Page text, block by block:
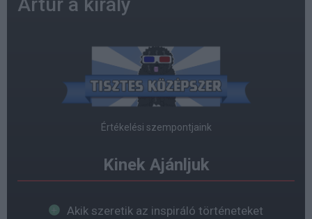
Artúr a király
Értékelési szempontjaink
Kinek Ajánljuk
Akik szeretik az inspiráló történeteket